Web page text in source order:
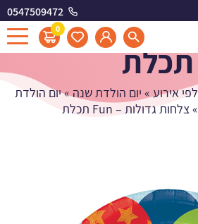
0547509472
0
צלחות גדולות - Fun
תכלת
לפי אירוע» יום הולדת שנה»יום הולדת
»צלחות גדולות – Fun תכלת